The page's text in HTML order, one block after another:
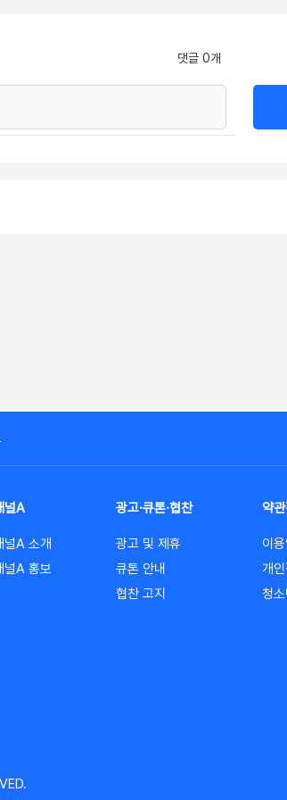
댓글 0개
널A
널A 소개
널A 홍보
광고·큐톤·협찬
광고 및 제휴
큐톤 안내
협찬 고지
약
이
개
청